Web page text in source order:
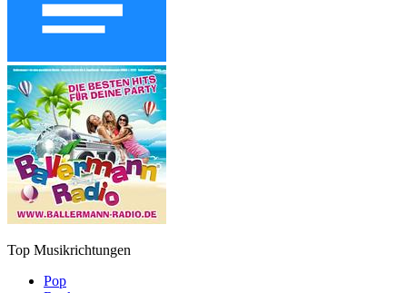
Top Musikrichtungen
Pop